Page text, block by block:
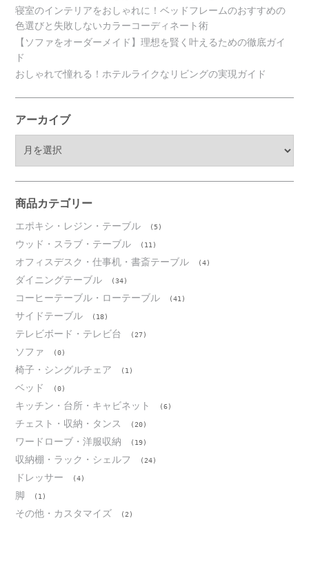
寝室のインテリアをおしゃれに！ベッドフレームのおすすめの
色選びと失敗しないカラーコーディネート術
【ソファをオーダーメイド】理想を賢く叶えるための徹底ガイ
ド
おしゃれで憧れる！ホテルライクなリビングの実現ガイド
アーカイブ
ブ
商品カテゴリー
エポキシ・レジン・テーブル (5)
ウッド・スラブ・テーブル (11)
オフィスデスク・仕事机・書斎テーブル (4)
ダイニングテーブル (34)
コーヒーテーブル・ローテーブル (41)
サイドテーブル (18)
テレビボード・テレビ台 (27)
ソファ (0)
椅子・シングルチェア (1)
ベッド (0)
キッチン・台所・キャビネット (6)
チェスト・収納・タンス (20)
ワードローブ・洋服収納 (19)
収納棚・ラック・シェルフ (24)
ドレッサー (4)
脚 (1)
その他・カスタマイズ (2)